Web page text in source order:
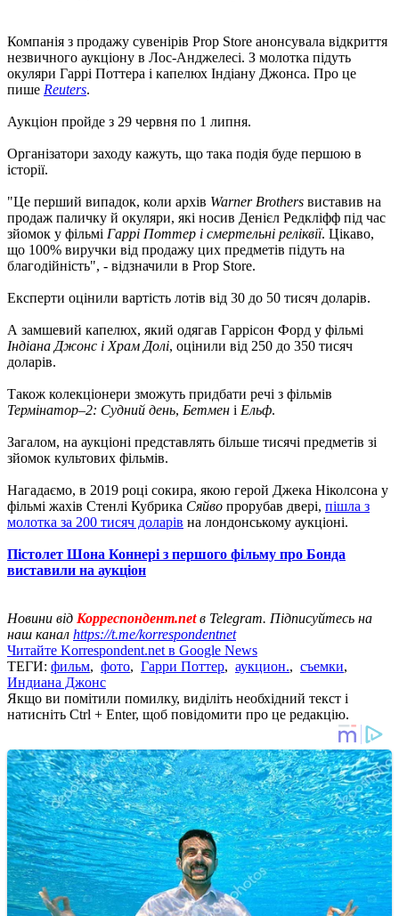
Компанія з продажу сувенірів Prop Store анонсувала відкриття
незвичного аукціону в Лос-Анджелесі. З молотка підуть
окуляри Гаррі Поттера і капелюх Індіану Джонса. Про це
пише Reuters.
Аукціон пройде з 29 червня по 1 липня.
Організатори заходу кажуть, що така подія буде першою в
історії.
"Це перший випадок, коли архів Warner Brothers виставив на
продаж паличку й окуляри, які носив Денієл Редкліфф під час
зйомок у фільмі Гаррі Поттер і смертельні реліквії. Цікаво,
що 100% виручки від продажу цих предметів підуть на
благодійність", - відзначили в Prop Store.
Експерти оцінили вартість лотів від 30 до 50 тисяч доларів.
А замшевий капелюх, який одягав Гаррісон Форд у фільмі
Індіана Джонс і Храм Долі, оцінили від 250 до 350 тисяч
доларів.
Також колекціонери зможуть придбати речі з фільмів
Термінатор–2: Судний день, Бетмен і Ельф.
Загалом, на аукціоні представлять більше тисячі предметів зі
зйомок культових фільмів.
Нагадаємо, в 2019 році сокира, якою герой Джека Ніколсона у
фільмі жахів Стенлі Кубрика Сяйво прорубав двері, пішла з
молотка за 200 тисяч доларів на лондонському аукціоні.
Пістолет Шона Коннері з першого фільму про Бонда
виставили на аукціон
Новини від Корреспондент.netв Telegram. Підписуйтесь на
наш канал https://t.me/korrespondentnet
Читайте Korrespondent.net в Google News
ТЕГИ: фильм, фото, Гарри Поттер, аукцион., съемки,
Индиана Джонс
Якщо ви помітили помилку, виділіть необхідний текст і
натисніть Ctrl + Enter, щоб повідомити про це редакцію.